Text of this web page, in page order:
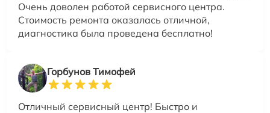
Очень доволен работой сервисного центра.
Стоимость ремонта оказалась отличной,
диагностика была проведена бесплатно!
Горбунов Тимофей
Отличный сервисный центр! Быстро и